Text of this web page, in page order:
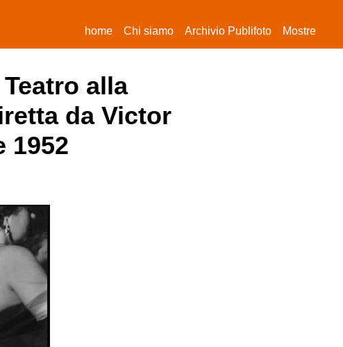
home(current)
Chi siamo Archivio Publifoto Mostre
alla
da Victor
1952